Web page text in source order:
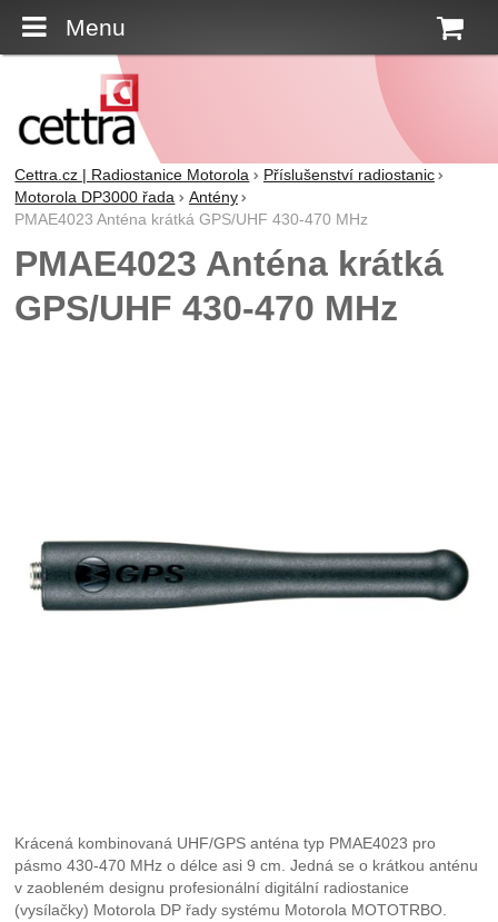
Menu
Cettra.cz | Radiostanice Motorola
Příslušenství radiostanic
Motorola DP3000 řada
Antény
PMAE4023 Anténa krátká GPS/UHF 430-470 MHz
PMAE4023 Anténa krátká
GPS/UHF 430-470 MHz
Krácená kombinovaná UHF/GPS anténa typ PMAE4023 pro
pásmo 430-470 MHz o délce asi 9 cm. Jedná se o krátkou anténu
v zaobleném designu profesionální digitální radiostanice
(vysílačky) Motorola DP řady systému Motorola MOTOTRBO.